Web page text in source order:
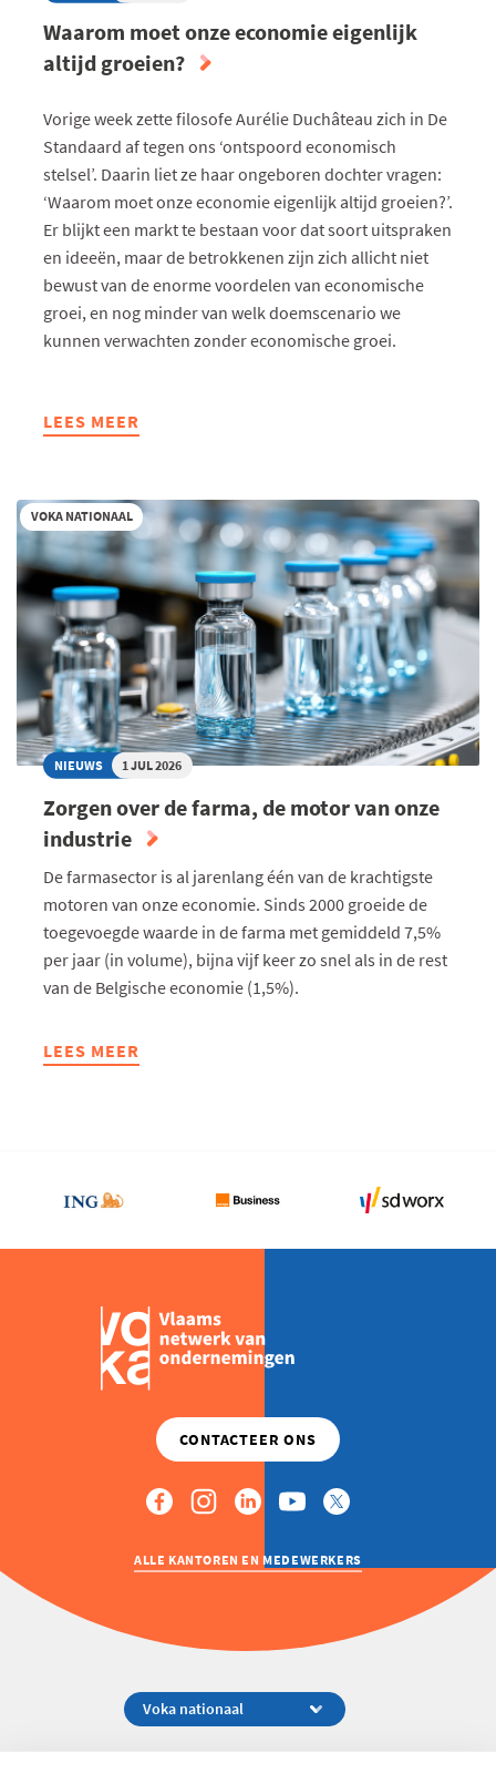
Waarom moet onze economie eigenlijk
altijd groeien?
Vorige week zette filosofe Aurélie Duchâteau zich in De
Standaard af tegen ons ‘ontspoord economisch
stelsel’. Daarin liet ze haar ongeboren dochter vragen:
‘Waarom moet onze economie eigenlijk altijd groeien?’.
Er blijkt een markt te bestaan voor dat soort uitspraken
en ideeën, maar de betrokkenen zijn zich allicht niet
bewust van de enorme voordelen van economische
groei, en nog minder van welk doemscenario we
kunnen verwachten zonder economische groei.
LEES MEER
ABOUT
ONZE
ECONOMIE
EIGENLIJK
ALTIJD
GROEIEN?
VOKA NATIONAAL
NIEUWS 1 JUL 2026
Zorgen over de farma, de motor van onze
industrie
De farmasector is al jarenlang één van de krachtigste
motoren van onze economie. Sinds 2000 groeide de
toegevoegde waarde in de farma met gemiddeld 7,5%
per jaar (in volume), bijna vijf keer zo snel als in de rest
van de Belgische economie (1,5%).
LEES MEER
ABOUT
MOTOR
ALLE KANTOREN EN MEDEWERKERS